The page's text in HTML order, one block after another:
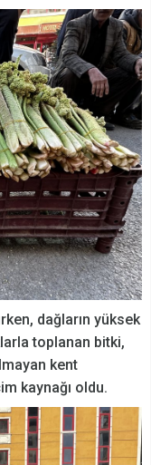
dağların yüksek
toplanan bitki,
kent
kaynağı oldu.